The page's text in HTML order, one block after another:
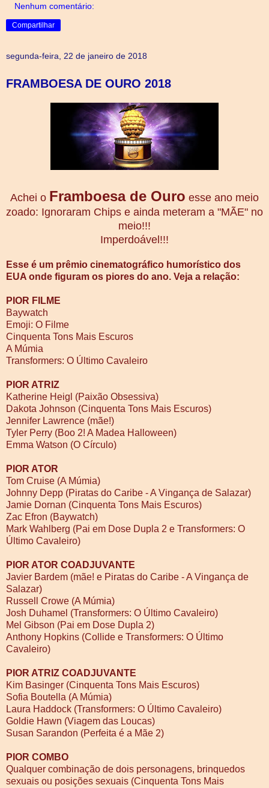
Nenhum comentário:
Compartilhar
segunda-feira, 22 de janeiro de 2018
FRAMBOESA DE OURO 2018
Achei o Framboesa de Ouro esse ano meio
zoado: Ignoraram Chips e ainda meteram a "MÃE" no
meio!!!
Imperdoável!!!
Esse é um prêmio cinematográfico humorístico dos
EUA onde figuram os piores do ano. Veja a relação:
PIOR FILME
Baywatch
Emoji: O Filme
Cinquenta Tons Mais Escuros
A Múmia
Transformers: O Último Cavaleiro
PIOR ATRIZ
Katherine Heigl (Paixão Obsessiva)
Dakota Johnson (Cinquenta Tons Mais Escuros)
Jennifer Lawrence (mãe!)
Tyler Perry (Boo 2! A Madea Halloween)
Emma Watson (O Círculo)
PIOR ATOR
Tom Cruise (A Múmia)
Johnny Depp (Piratas do Caribe - A Vingança de Salazar)
Jamie Dornan (Cinquenta Tons Mais Escuros)
Zac Efron (Baywatch)
Mark Wahlberg (Pai em Dose Dupla 2 e Transformers: O
Último Cavaleiro)
PIOR ATOR COADJUVANTE
Javier Bardem (mãe! e Piratas do Caribe - A Vingança de
Salazar)
Russell Crowe (A Múmia)
Josh Duhamel (Transformers: O Último Cavaleiro)
Mel Gibson (Pai em Dose Dupla 2)
Anthony Hopkins (Collide e Transformers: O Último
Cavaleiro)
PIOR ATRIZ COADJUVANTE
Kim Basinger (Cinquenta Tons Mais Escuros)
Sofia Boutella (A Múmia)
Laura Haddock (Transformers: O Último Cavaleiro)
Goldie Hawn (Viagem das Loucas)
Susan Sarandon (Perfeita é a Mãe 2)
PIOR COMBO
Qualquer combinação de dois personagens, brinquedos
sexuais ou posições sexuais (Cinquenta Tons Mais